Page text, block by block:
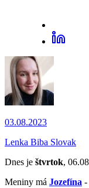
03.08.2023
Lenka Biba Slovak
Dnes je štvrtok,
Meniny má Jozefína -